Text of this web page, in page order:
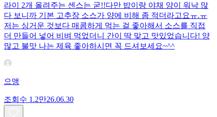
라이 2개 올려주는 센스는 굳!! ​다만 밥이랑 야채 양이 워낙 많
다 보니까 기본 고추장 소스가 양에 비해 좀 적더라고요ㅠ.ㅠ
저는 싱거운 것보다 매콤하게 먹는 걸 좋아해서 소스를 직접
더 만들어 넣어 비벼 먹었더니 간이 딱 맞고 맛있었습니다! 양
많고 불맛 나는 제육 좋아하시면 꼭 드셔보세요~^^
으앵
조회수 1.2만26.06.30